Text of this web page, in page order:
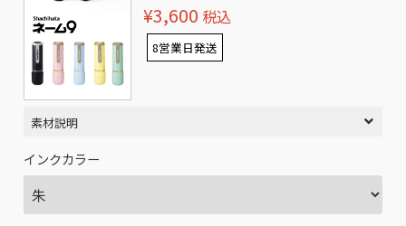
¥3,600 税込
8営業日発送
素材説明
インクカラー